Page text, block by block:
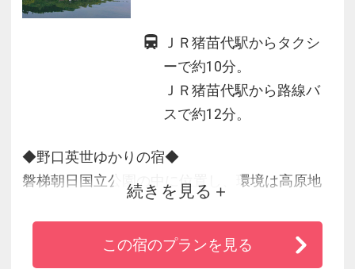
ＪＲ猪苗代駅からタクシ
ーで約10分。
ＪＲ猪苗代駅から路線バ
スで約12分。
◆野口英世ゆかりの宿◆
磐梯朝日国立公園の中に位置し、環境は高原地
会津磐梯山を背に猪苗代湖を目の前に湖畔に浮
かぶリゾートホテル!
続きを見る
この宿のプランを見る